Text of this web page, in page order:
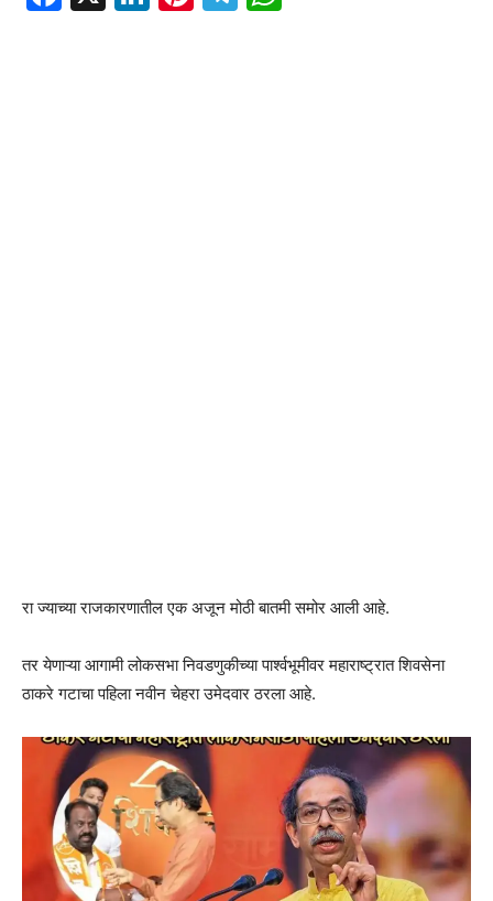
रा ज्याच्या राजकारणातील एक अजून मोठी बातमी समोर आली आहे.
तर येणाऱ्या आगामी लोकसभा निवडणुकीच्या पार्श्वभूमीवर महाराष्ट्रात शिवसेना
ठाकरे गटाचा पहिला नवीन चेहरा उमेदवार ठरला आहे.